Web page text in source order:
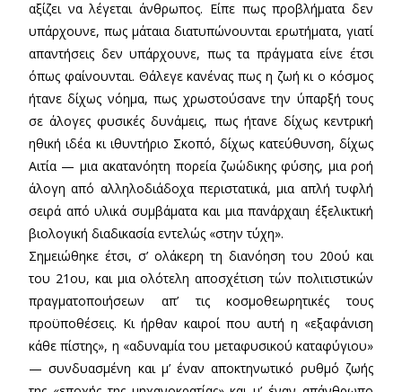
αξίζει να λέγεται άνθρωπος. Είπε πως προβλήματα δεν
υπάρχουνε, πως μάταια διατυπώνουνται ερωτήματα, γιατί
απαντήσεις δεν υπάρχουνε, πως τα πράγματα είνε έτσι
όπως φαίνουνται. Θάλεγε κανένας πως η ζωή κι ο κόσμος
ήτανε δίχως νόημα, πως χρωστούσανε την ύπαρξή τους
σε άλογες φυσικές δυνάμεις, πως ήτανε δίχως κεντρική
ηθική ιδέα κι ιθυντήριο Σκοπό, δίχως κατεύθυνση, δίχως
Αιτία — μια ακατανόητη πορεία ζωώδικης φύσης, μια ροή
άλογη από αλληλοδιάδοχα περιστατικά, μια απλή τυφλή
σειρά από υλικά συμβάματα και μια πανάρχαιη έξελικτική
βιολογική διαδικασία εντελώς «στην τύχη».
Σημειώθηκε έτσι, σ’ ολάκερη τη διανόηση του 20ού και
του 21ου, και μια ολότελη αποσχέτιση τών πολιτιστικών
πραγματοποιήσεων απ’ τις κοσμοθεωρητικές τους
προϋποθέσεις. Κι ήρθαν καιροί που αυτή η «εξαφάνιση
κάθε πίστης», η «αδυναμία του μεταφυσικού καταφύγιου»
— συνδυασμένη και μ’ έναν αποκτηνωτικό ρυθμό ζωής